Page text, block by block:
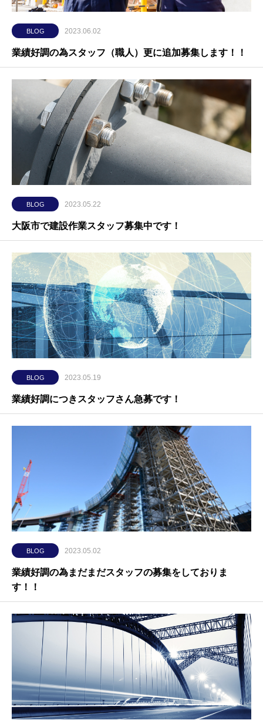
BLOG 2023.06.02
業績好調の為スタッフ（職人）更に追加募集します！！
BLOG 2023.05.22
大阪市で建設作業スタッフ募集中です！
BLOG 2023.05.19
業績好調につきスタッフさん急募です！
BLOG 2023.05.02
業績好調の為まだまだスタッフの募集をしておりま
す！！